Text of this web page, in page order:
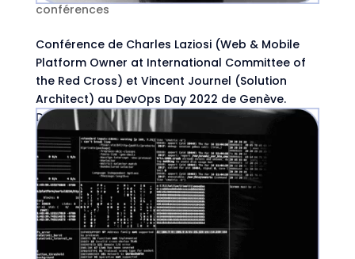
conférences
Conférence de Charles Laziosi (Web & Mobile
Platform Owner at International Committee of
the Red Cross) et Vincent Journel (Solution
Architect) au DevOps Day 2022 de Genève.
Developers rarely take into consideration the
offline experience when they design an...